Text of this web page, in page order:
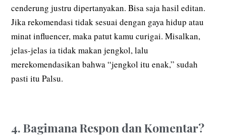
cenderung justru dipertanyakan. Bisa saja hasil editan.
Jika rekomendasi tidak sesuai dengan gaya hidup atau
minat influencer, maka patut kamu curigai. Misalkan,
jelas-jelas ia tidak makan jengkol, lalu
merekomendasikan bahwa “jengkol itu enak,” sudah
pasti itu Palsu.
4. Bagimana Respon dan Komentar?